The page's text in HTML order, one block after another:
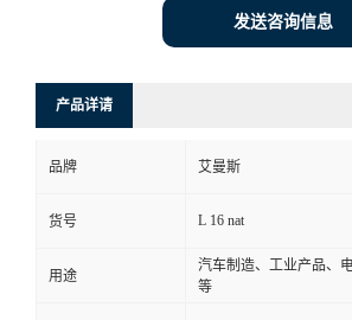
系
发送咨询信息
产品详请
品牌 艾曼斯
货号 L 16 nat
用途
汽车制造、工业产品、
等